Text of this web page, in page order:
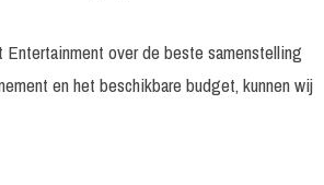
over de beste samenstelling
en het beschikbare budget, kunnen wij